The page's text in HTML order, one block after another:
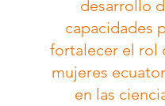
desarrollo
capacidades
fortalecer el rol
mujeres
en las